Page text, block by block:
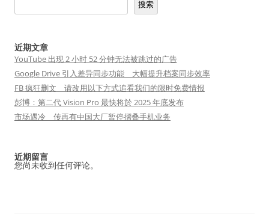
搜索
近期文章
YouTube 出现 2 小时 52 分钟无法被跳过的广告
Google Drive 引入差异同步功能 大幅提升档案同步效率
FB 疯狂删文 请改用以下方式追看我们的限时免费情报
彭博：第二代 Vision Pro 最快将於 2025 年底发布
市场遇冷 传再有中国大厂暂停摺叠手机业务
近期留言
您尚未收到任何评论。